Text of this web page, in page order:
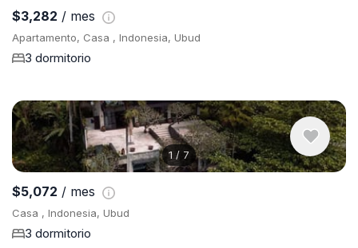
$3,282 / mes
Apartamento, Casa , Indonesia, Ubud
3 dormitorio
1 / 7
$5,072 / mes
Casa , Indonesia, Ubud
3 dormitorio